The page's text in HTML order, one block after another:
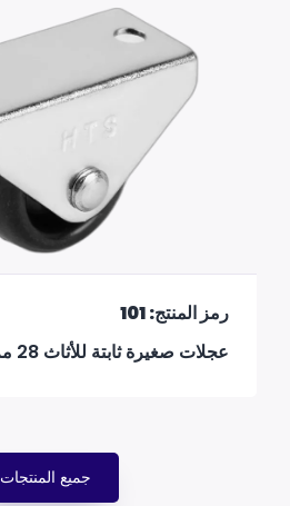
رمز المنتج: 101
عجلات صغيرة ثابتة للأثاث 28 مم
جميع المنتجات